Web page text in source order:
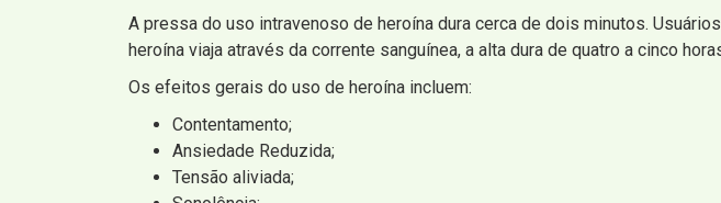
A pressa do uso intravenoso de heroína dura cerca de dois minutos.
heroína viaja através da corrente sanguínea, a alta dura de quatro a cinco
Os efeitos gerais do uso de heroína incluem:
Contentamento;
Ansiedade Reduzida;
Tensão aliviada;